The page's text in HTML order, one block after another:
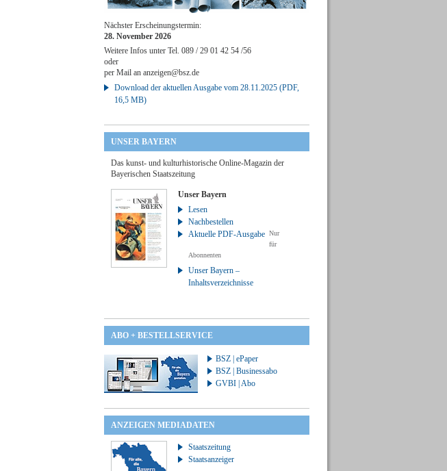
Nächster Erscheinungstermin:
28. November 2026
Weitere Infos unter Tel. 089 / 29 01 42 54 /56
oder
per Mail an anzeigen@bsz.de
Download der aktuellen Ausgabe vom 28.11.2025 (PDF,
16,5 MB)
UNSER BAYERN
Das kunst- und kulturhistorische Online-Magazin der
Bayerischen Staatszeitung
Unser Bayern
Lesen
Nachbestellen
Aktuelle PDF-Ausgabe Nur
für
Abonnenten
Unser Bayern –
Inhaltsverzeichnisse
ABO + BESTELLSERVICE
BSZ | ePaper
BSZ | Businessabo
GVBI | Abo
ANZEIGEN MEDIADATEN
Staatszeitung
Staatsanzeiger